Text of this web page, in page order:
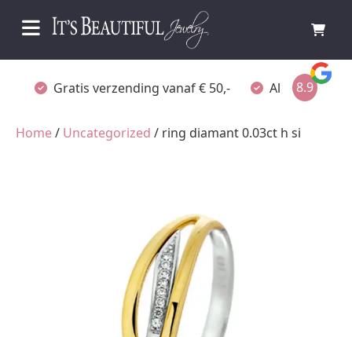
Gratis verzending vanaf € 50,- Altijd verpakt
8.9
Home/ Uncategorized / ring diamant 0.03ct h si